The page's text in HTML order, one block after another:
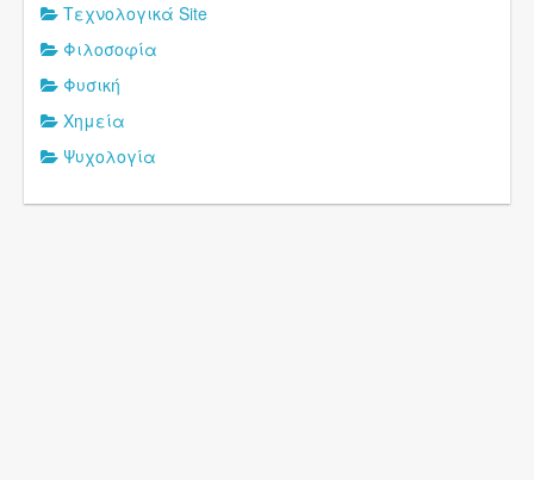
Τεχνολογικά Site
Φιλοσοφία
Φυσική
Χημεία
Ψυχολογία